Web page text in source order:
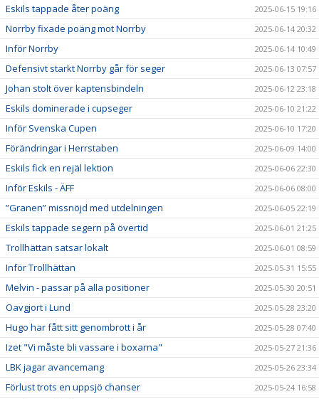
Eskils tappade åter poäng 2025-06-15 19:16
Norrby fixade poäng mot Norrby 2025-06-14 20:32
Inför Norrby 2025-06-14 10:49
Defensivt starkt Norrby går för seger 2025-06-13 07:57
Johan stolt över kaptensbindeln 2025-06-12 23:18
Eskils dominerade i cupseger 2025-06-10 21:22
Inför Svenska Cupen 2025-06-10 17:20
Förändringar i Herrstaben 2025-06-09 14:00
Eskils fick en rejäl lektion 2025-06-06 22:30
Inför Eskils - ÄFF 2025-06-06 08:00
”Granen” missnöjd med utdelningen 2025-06-05 22:19
Eskils tappade segern på övertid 2025-06-01 21:25
Trollhättan satsar lokalt 2025-06-01 08:59
Inför Trollhättan 2025-05-31 15:55
Melvin - passar på alla positioner 2025-05-30 20:51
Oavgjort i Lund 2025-05-28 23:20
Hugo har fått sitt genombrott i år 2025-05-28 07:40
Izet "Vi måste bli vassare i boxarna" 2025-05-27 21:36
LBK jagar avancemang 2025-05-26 23:34
Förlust trots en uppsjö chanser 2025-05-24 16:58